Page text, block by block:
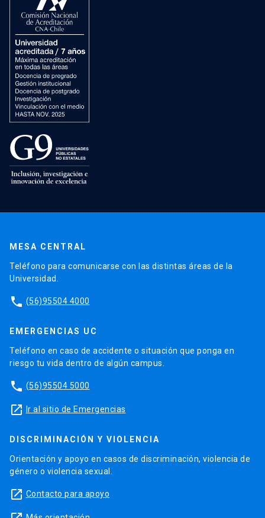
MESA CENTRAL
Teléfono para comunicarse con las distintas áreas de la
Universidad.
phone (56)95504 4000
EMERGENCIAS UC
Teléfono en caso de accidente o situación que ponga en
riesgo tu vida dentro de algún campus.
phone (56)95504 5000
launch Ir al sitio de Emergencias
DISCRIMINACIÓN Y VIOLENCIA
Orientación y apoyo en casos de discriminación, violencia de
género o violencia sexual.
launch Contacto para apoyo